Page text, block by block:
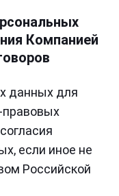
Компанией
данных для
правовых
если иное не
Российской